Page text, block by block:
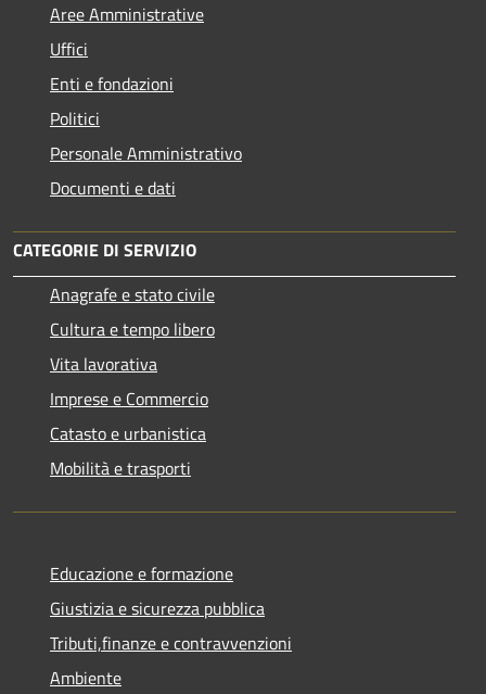
Aree Amministrative
Uffici
Enti e fondazioni
Politici
Personale Amministrativo
Documenti e dati
CATEGORIE DI SERVIZIO
Anagrafe e stato civile
Cultura e tempo libero
Vita lavorativa
Imprese e Commercio
Catasto e urbanistica
Mobilità e trasporti
Educazione e formazione
Giustizia e sicurezza pubblica
Tributi,finanze e contravvenzioni
Ambiente